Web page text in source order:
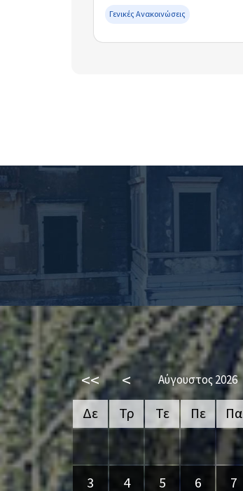
Γενικές Ανακοινώσεις
<< < Αύγουστος 2026
Δε Τρ Τε Πε Πα
3
4 5 6 7